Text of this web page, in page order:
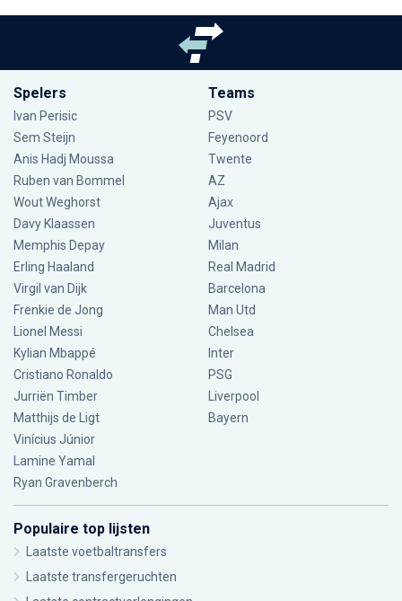
Spelers
Ivan Perisic
Sem Steijn
Anis Hadj Moussa
Ruben van Bommel
Wout Weghorst
Davy Klaassen
Memphis Depay
Erling Haaland
Virgil van Dijk
Frenkie de Jong
Lionel Messi
Kylian Mbappé
Cristiano Ronaldo
Jurriën Timber
Matthijs de Ligt
Vinícius Júnior
Lamine Yamal
Ryan Gravenberch
Teams
PSV
Feyenoord
Twente
AZ
Ajax
Juventus
Milan
Real Madrid
Barcelona
Man Utd
Chelsea
Inter
PSG
Liverpool
Bayern
Populaire top lijsten
Laatste voetbaltransfers
Laatste transfergeruchten